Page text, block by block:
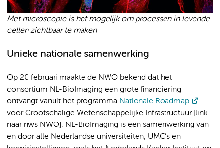
Met microscopie is het mogelijk om processen in levende
cellen zichtbaar te maken
Unieke nationale samenwerking
Op 20 februari maakte de NWO bekend dat het
consortium NL-BioImaging een grote financiering
ontvangt vanuit het programma Nationale Roadmap
voor Grootschalige Wetenschappelijke Infrastructuur [link
naar nws NWO]. NL-BioImaging is een samenwerking van
en door alle Nederlandse universiteiten, UMC’s en